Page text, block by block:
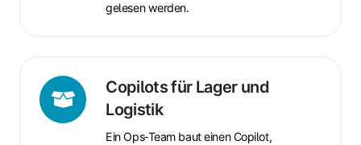
gelesen werden.
Copilots für Lager und
Logistik
Ein Ops‑Team baut einen Copilot,
Copilots
für
Lager